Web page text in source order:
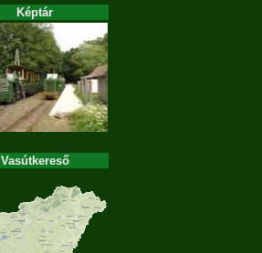
Képtár
Vasútkereső